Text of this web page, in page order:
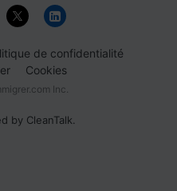
de confidentialité
Cookies
Inc.
by CleanTalk.